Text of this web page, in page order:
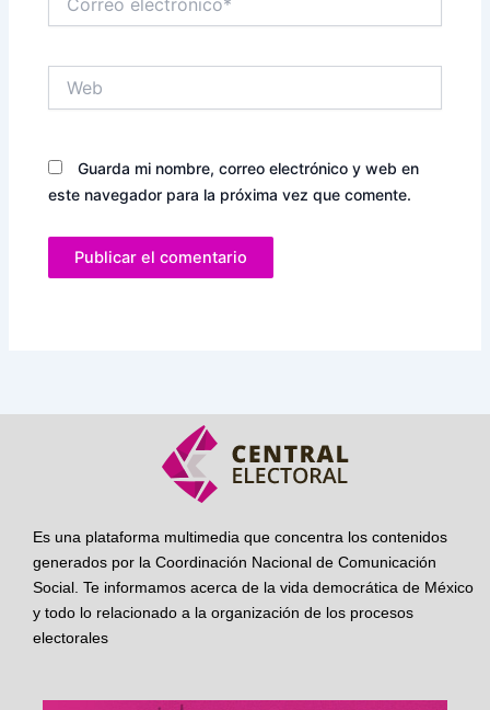
electrónico*
Guarda mi nombre, correo electrónico y web en
este navegador para la próxima vez que comente.
Es una plataforma multimedia que concentra los contenidos
generados por la Coordinación Nacional de Comunicación
Social. Te informamos acerca de la vida democrática de México
y todo lo relacionado a la organización de los procesos
electorales